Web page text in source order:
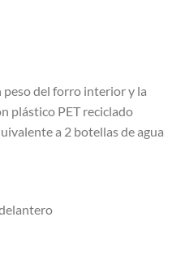
del forro interior y la
plástico PET reciclado
a 2 botellas de agua